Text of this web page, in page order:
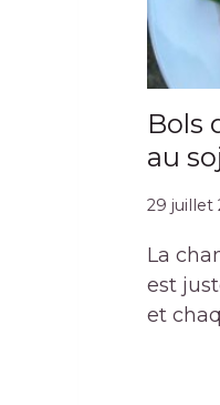
Bols
au
29 juillet
La
est
et